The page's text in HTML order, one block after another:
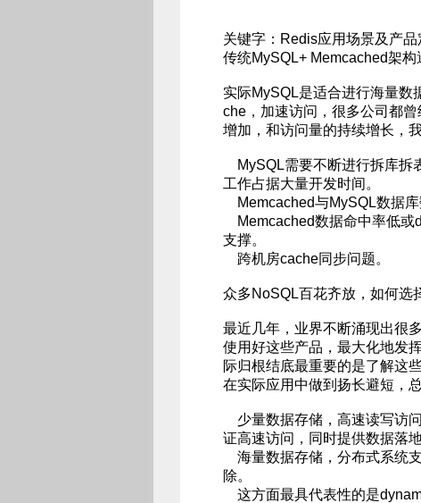
关键字：Redis应用场景及产品
传统MySQL+ Memcached架构
实际MySQL是适合进行海量数
che，加速访问，很多公司都
增加，和访问量的持续增长，
MySQL需要不断进行拆库拆
工作占据大量开发时间。
Memcached与MySQL数据库
Memcached数据命中率低或
支撑。
跨机房cache同步问题。
众多NoSQL百花齐放，如何选
最近几年，业界不断涌现出很
使用好这些产品，最大化地发
际归根结底最重要的是了解这
在实际应用中做到扬长避短，
少量数据存储，高速读写访
证高速访问，同时提供数据落
海量数据存储，分布式系统
除。
这方面最具代表性的是